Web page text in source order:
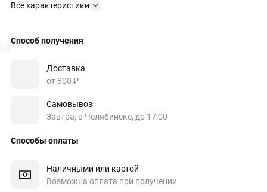
Все характеристики
Способ получения
Доставка
от 800 ₽
Самовывоз
Завтра, в Челябинске, до 17:00
Способы оплаты
Наличными или картой
Возможна оплата при получении